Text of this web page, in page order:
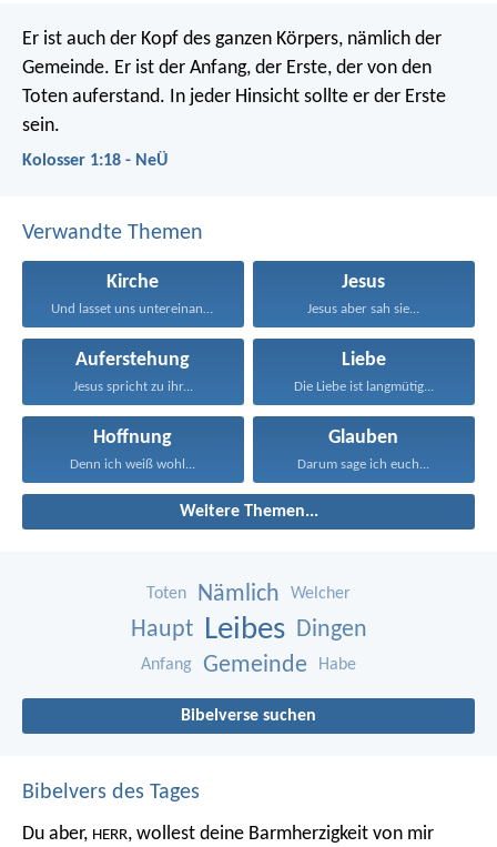
Er ist auch der Kopf des ganzen Körpers, nämlich der
Gemeinde. Er ist der Anfang, der Erste, der von den
Toten auferstand. In jeder Hinsicht sollte er der Erste
sein.
Kolosser 1:18 - NeÜ
Verwandte Themen
Kirche
Und lasset uns untereinander...
Jesus
Jesus aber sah sie...
Auferstehung
Jesus spricht zu ihr...
Liebe
Die Liebe ist langmütig...
Hoffnung
Denn ich weiß wohl...
Glauben
Darum sage ich euch...
Weitere Themen...
Toten Nämlich Welcher
Haupt Leibes Dingen
Anfang Gemeinde Habe
Bibelverse suchen
Bibelvers des Tages
Du aber, HERR, wollest deine Barmherzigkeit von mir